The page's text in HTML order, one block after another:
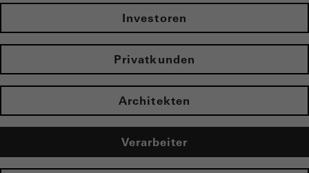
Investoren
Privatkunden
Architekten
Verarbeiter